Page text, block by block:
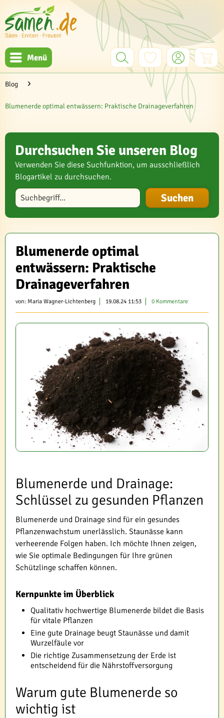
Menü
Blog
Blumenerde optimal entwässern: Praktische Drainageverfahren
Durchsuchen Sie unseren Blog
Verwenden Sie diese Suchfunktion, um ausschließlich
Blogartikel zu durchsuchen.
Blog durchsuchen
Blumenerde optimal
entwässern: Praktische
Drainageverfahren
von: Maria Wagner-Lichtenberg 19.08.24 11:53 0 Kommentare
Blumenerde und Drainage:
Schlüssel zu gesunden Pflanzen
Blumenerde und Drainage sind für ein gesundes
Pflanzenwachstum unerlässlich. Staunässe kann
verheerende Folgen haben. Ich möchte Ihnen zeigen,
wie Sie optimale Bedingungen für Ihre grünen
Schützlinge schaffen können.
Kernpunkte im Überblick
Qualitativ hochwertige Blumenerde bildet die Basis
für vitale Pflanzen
Eine gute Drainage beugt Staunässe und damit
Wurzelfäule vor
Die richtige Zusammensetzung der Erde ist
entscheidend für die Nährstoffversorgung
Warum gute Blumenerde so
wichtig ist